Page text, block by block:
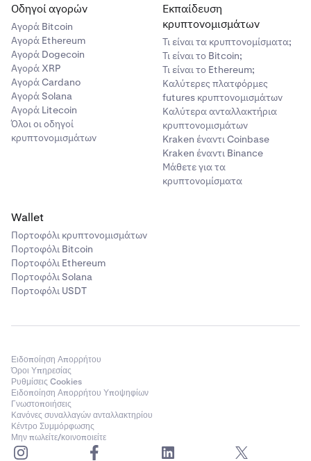
Οδηγοί αγορών
Αγορά Bitcoin
Αγορά Ethereum
Αγορά Dogecoin
Αγορά XRP
Αγορά Cardano
Αγορά Solana
Αγορά Litecoin
Όλοι οι οδηγοί
κρυπτονομισμάτων
Εκπαίδευση
κρυπτονομισμάτων
Τι είναι τα κρυπτονομίσματα;
Τι είναι το Bitcoin;
Τι είναι το Ethereum;
Καλύτερες πλατφόρμες
futures κρυπτονομισμάτων
Καλύτερα ανταλλακτήρια
κρυπτονομισμάτων
Kraken έναντι Coinbase
Kraken έναντι Binance
Μάθετε για τα
κρυπτονομίσματα
Wallet
Πορτοφόλι κρυπτονομισμάτων
Πορτοφόλι Bitcoin
Πορτοφόλι Ethereum
Πορτοφόλι Solana
Πορτοφόλι USDT
Ειδοποίηση Απορρήτου
Όροι Υπηρεσίας
Ρυθμίσεις Cookies
Ειδοποίηση Απορρήτου Υποψηφίων
Γνωστοποιήσεις
Κανόνες συναλλαγών ανταλλακτηρίου
Κέντρο Συμμόρφωσης
Μην πωλείτε/κοινοποιείτε